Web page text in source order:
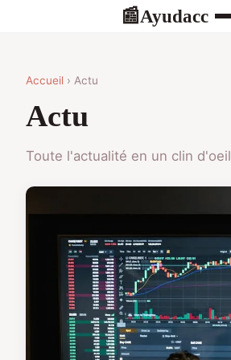
📰Ayudacc
Accueil › Actu
Actu
Toute l'actualité en un clin d'oeil